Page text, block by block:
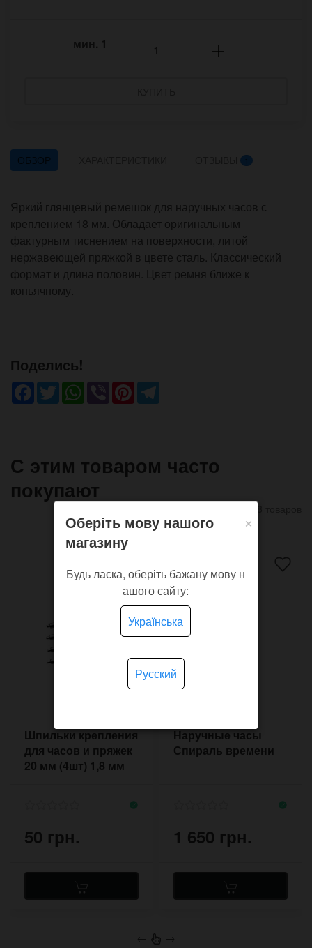
мин. 1
ОБЗОР 1
Яркий глянцевый ремешок для наручных часов с
креплением 18 мм. Обладает оригинальным
фактурным тиснением на поверхности, литой
нержавеющей пряжкой в цвете сталь. Классический
формат и длина половин. Цвет ремня ближе к
коньячному.
Поделись!
Facebook
TwitterWhatsApp
ViberPinterest
С этим товаром часто
покупают
Шпильки крепления
для часов и пряжек
20 мм (4шт) 1,8 мм
50 грн.
Наручные часы
Спираль времени
1 650 грн.
← →
×
Оберіть мову нашого
магазину
Будь ласка, оберіть бажану мову н
ашого сайту:
Українська
Русский